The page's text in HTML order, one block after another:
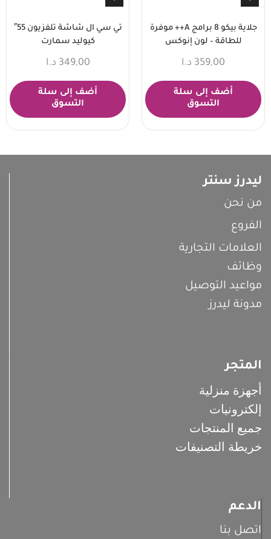
جلاية بيكو 8 برامج A++ موفرة
للطاقة – لون إنوكس
359,00 د.ا
أضف إلى سلة
التسوق
تي سي ال شاشة تلفزيون 55″
كيوليد سمارت
349,00 د.ا
أضف إلى سلة
التسوق
ليدرز سنتر
من نحن
الفروع
العلامات التجارية
وظائف
مواعيد التوصيل
مدونة ليدرز
المتجر
أجهزة منزلية
إلكترونيات
جميع المنتجات
خريطة التصنيفات
الدعم
اتصل بنا